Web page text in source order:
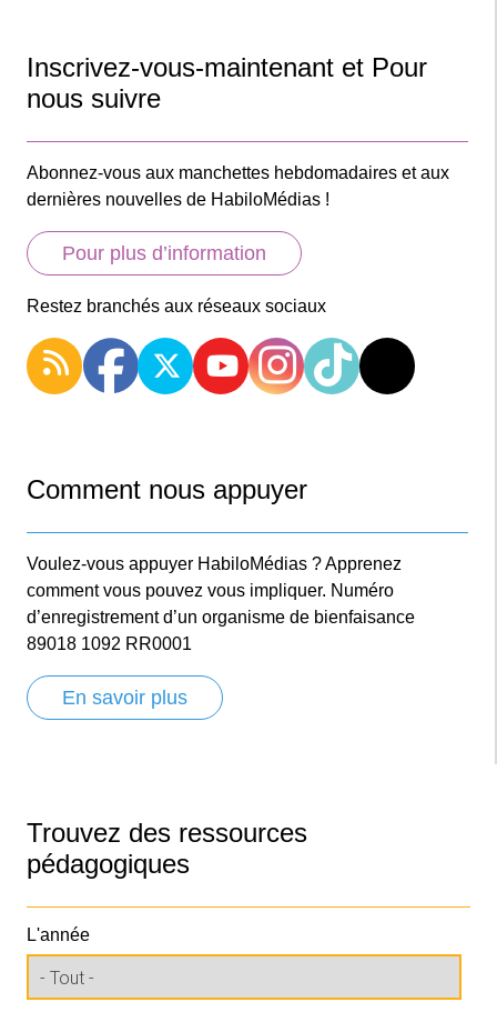
Inscrivez-vous-maintenant et Pour
nous suivre
Abonnez-vous aux manchettes hebdomadaires et aux
dernières nouvelles de HabiloMédias !
Pour plus d’information
Restez branchés aux réseaux sociaux
Comment nous appuyer
Voulez-vous appuyer HabiloMédias ? Apprenez
comment vous pouvez vous impliquer. Numéro
d’enregistrement d’un organisme de bienfaisance
89018 1092 RR0001
En savoir plus
Trouvez des ressources
pédagogiques
L'année